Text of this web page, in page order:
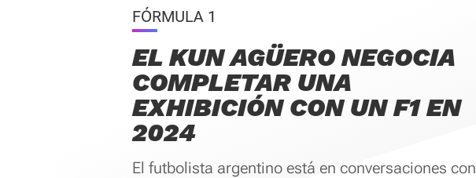
FÓRMULA 1
EL KUN AGÜERO NEGOCIA
COMPLETAR UNA
EXHIBICIÓN CON UN F1 EN
2024
El futbolista argentino está en conversaciones con